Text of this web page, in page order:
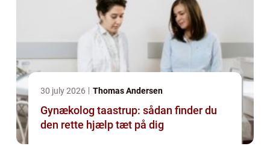
30 july 2026 Thomas Andersen
Gynækolog taastrup: sådan finder du
den rette hjælp tæt på dig